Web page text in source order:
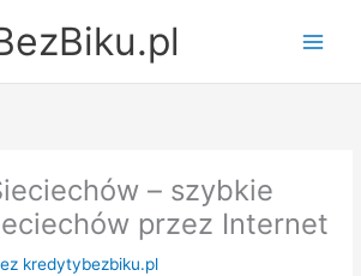
– szybkie
przez Internet
kredytybezbiku.pl